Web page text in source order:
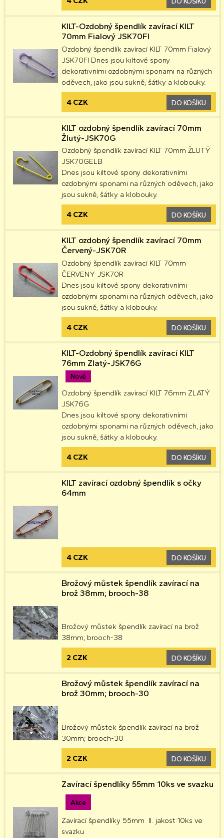
KILT-Ozdobný špendlík zavírací KILT
70mm Fialový JSK70FI
Ozdobný špendlík zavírací KILT 70mm Fialový
JSK70FI Dnes jsou kiltové spony
dekorativními ozdobnými sponami na různých
oděvech, jako jsou sukně, šátky a klobouky.
4 CZK DO KOŠÍKU
KILT ozdobný špendlík zavírací 70mm
Žlutý-JSK70G
Ozdobný špendlík zavírací KILT 70mm ŽLUTŸ
JSK70GELB
Dnes jsou kiltové spony dekorativními
ozdobnými sponami na různých oděvech, jako
jsou sukně, šátky a klobouky.
4 CZK DO KOŠÍKU
KILT ozdobný špendlík zavírací 70mm
Červený-JSK70R
Ozdobný špendlík zavírací KILT 70mm
ČERVENY JSK70R
Dnes jsou kiltové spony dekorativními
ozdobnými sponami na různých oděvech, jako
jsou sukně, šátky a klobouky.
4 CZK DO KOŠÍKU
Nové
KILT-Ozdobný špendlík zavírací KILT
76mm Zlatý-JSK76G
Ozdobný špendlík zavírací KILT 76mm ZLATÝ
JSK76G
Dnes jsou kiltové spony dekorativními
ozdobnými sponami na různých oděvech, jako
jsou sukně, šátky a klobouky.
4 CZK DO KOŠÍKU
KILT zavírací ozdobný špendlík s očky
64mm
4 CZK DO KOŠÍKU
Brožový můstek špendlík zavírací na
brož 38mm; brooch-38
Brožový můstek špendlík zavírací na brož
38mm; brooch-38
2 CZK DO KOŠÍKU
Brožový můstek špendlík zavírací na
brož 30mm; brooch-30
Brožový můstek špendlík zavírací na brož
30mm; brooch-30
2 CZK DO KOŠÍKU
Akce
Zavírací špendlíky 55mm 10ks ve svazku
Zavírací špendlíky 55mm II. jakost 10ks ve
svazku